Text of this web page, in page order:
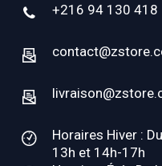
+216 94 130 418
Horaires Hiver :
13h et 14h-17h